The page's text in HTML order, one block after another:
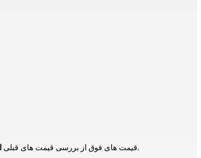
قیمت های فوق از بررسی قیمت های قبلیدر بازار و تامین کنندگان دیگر است و برای اطلاع از حدود قیمت ها است و ممکن است هم اکنون این محصول دارای قیمت جدید باشد.